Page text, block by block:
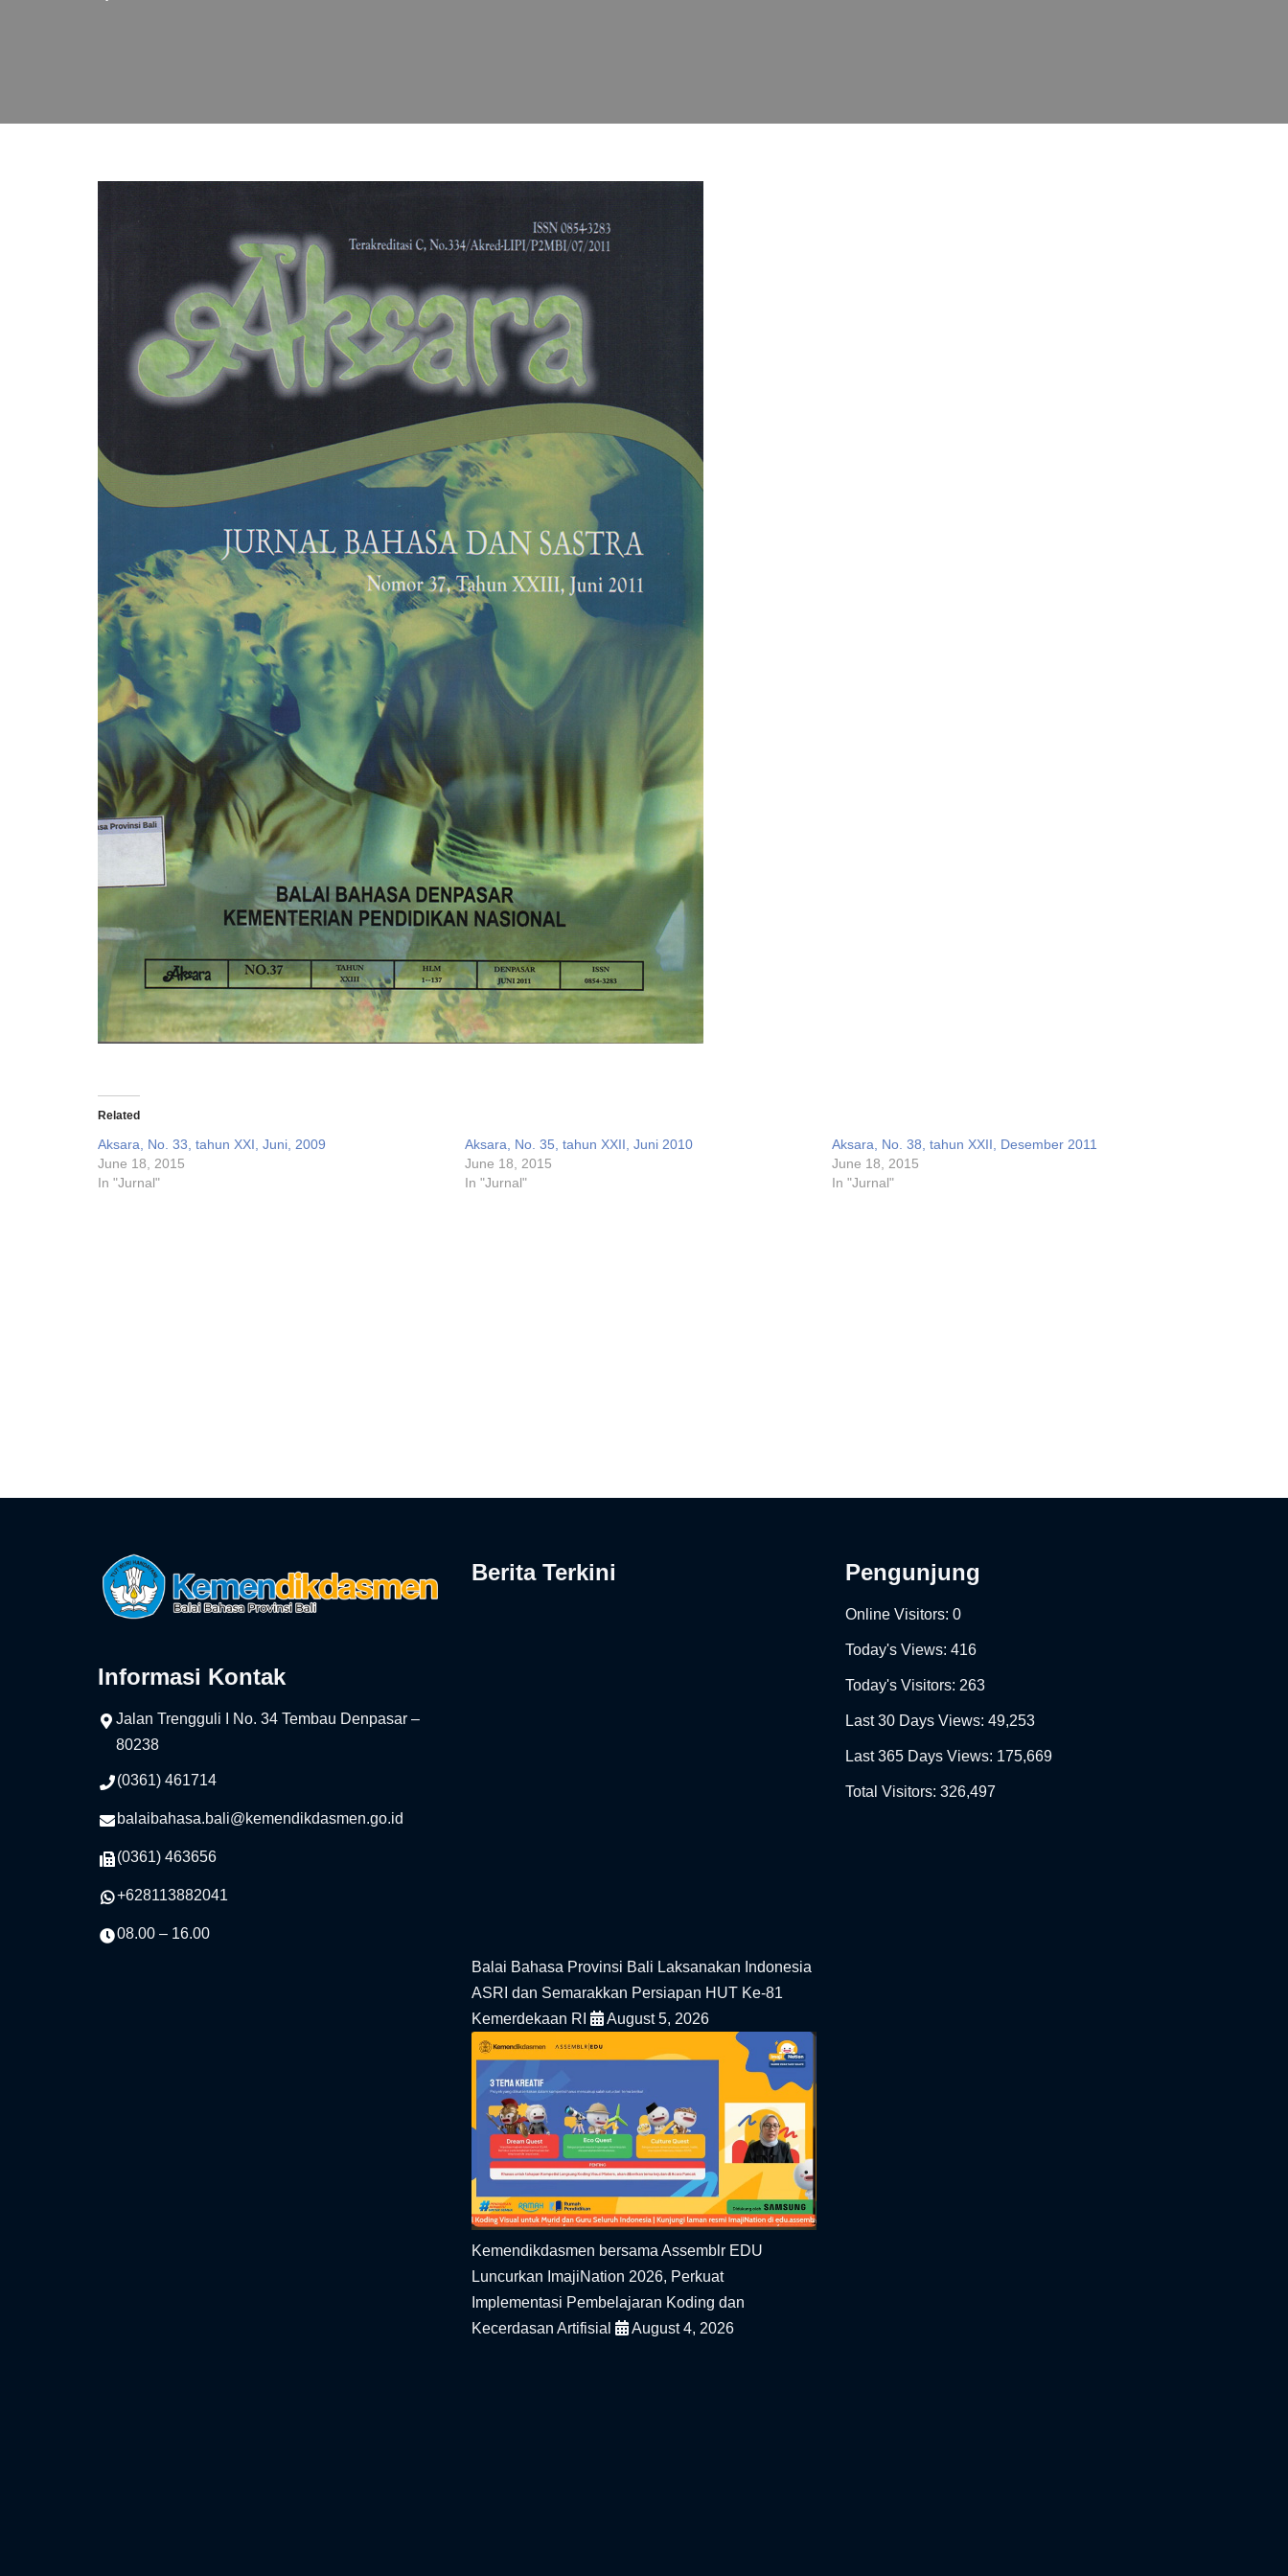
Related
Aksara, No. 33, tahun XXI, Juni, 2009
June 18, 2015
In "Jurnal"
Aksara, No. 35, tahun XXII, Juni 2010
June 18, 2015
In "Jurnal"
Aksara, No. 38, tahun XXII, Desember 2011
June 18, 2015
In "Jurnal"
Informasi Kontak
Jalan Trengguli I No. 34 Tembau Denpasar –
80238
(0361) 461714
balaibahasa.bali@kemendikdasmen.go.id
(0361) 463656
+628113882041
08.00 – 16.00
Berita Terkini
Balai Bahasa Provinsi Bali Laksanakan Indonesia
ASRI dan Semarakkan Persiapan HUT Ke-81
Kemerdekaan RI
August 5, 2026
Kemendikdasmen bersama Assemblr EDU
Luncurkan ImajiNation 2026, Perkuat
Implementasi Pembelajaran Koding dan
Kecerdasan Artifisial
August 4, 2026
Pengunjung
Online Visitors: 0
Today's Views: 416
Today's Visitors: 263
Last 30 Days Views: 49,253
Last 365 Days Views: 175,669
Total Visitors: 326,497